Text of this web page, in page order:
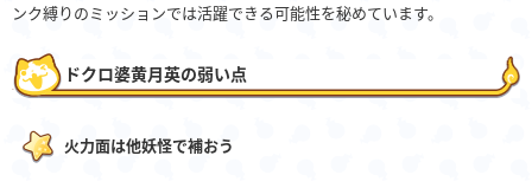
ンク縛りのミッションでは活躍できる可能性を秘めています。
ドクロ婆黄月英の弱い点
火力面は他妖怪で補おう